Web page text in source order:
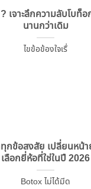
จาะลึกความลับโบท็อ
นานกว่าเดิม
ไขข้อข้องใจเรื่
กข้อสงสัย เปลี่ยนหน้
เลือกยี่ห้อที่ใช่ในปี 2026
Botox ไม่ได้มีด